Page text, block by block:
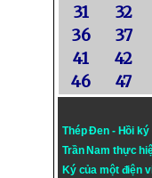
31
32
36
37
41
42
46
47
Thép Đen - Hồi
Trần Nam thực
Ký của một điện